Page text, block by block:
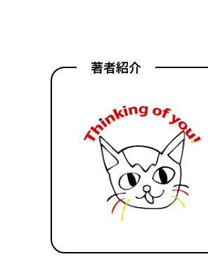
著者紹介